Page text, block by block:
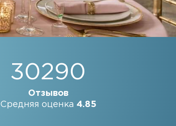
30290
Отзывов
Средняя оценка 4.85